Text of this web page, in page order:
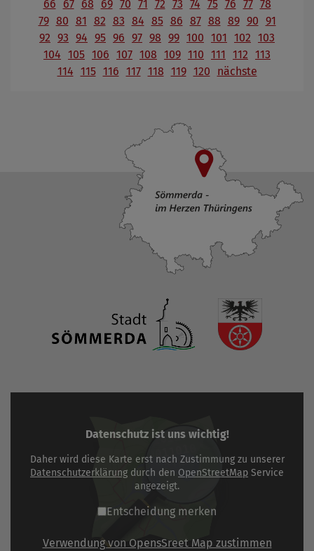
66
67 68 69 70 71 72 73 74 75 76 77 78
79 80 81 82 83 84 85 86 87 88 89 90 91
92 93 94 95 96 97 98 99 100 101 102 103
104 105 106 107 108 109 110 111 112 113
114 115 116 117 118 119 120 nächste
Datenschutz ist uns wichtig!
Daher wird diese Karte erst nach Zustimmung zu unserer
Datenschutzerklärung durch den OpenStreetMap Service
angezeigt.
Entscheidung merken
Verwendung von OpensSreet Map zustimmen